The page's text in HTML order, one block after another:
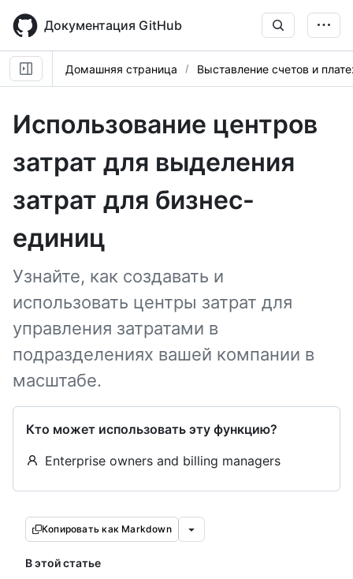
main
content
Документация GitHub
Домашняя страница Выставление счетов и
Использование центров
затрат для выделения
затрат для бизнес-
единиц
Узнайте, как создавать и
использовать центры затрат для
управления затратами в
подразделениях вашей компании в
масштабе.
Кто может использовать эту функцию?
Enterprise owners and billing managers
Копировать как Markdown
В этой статье